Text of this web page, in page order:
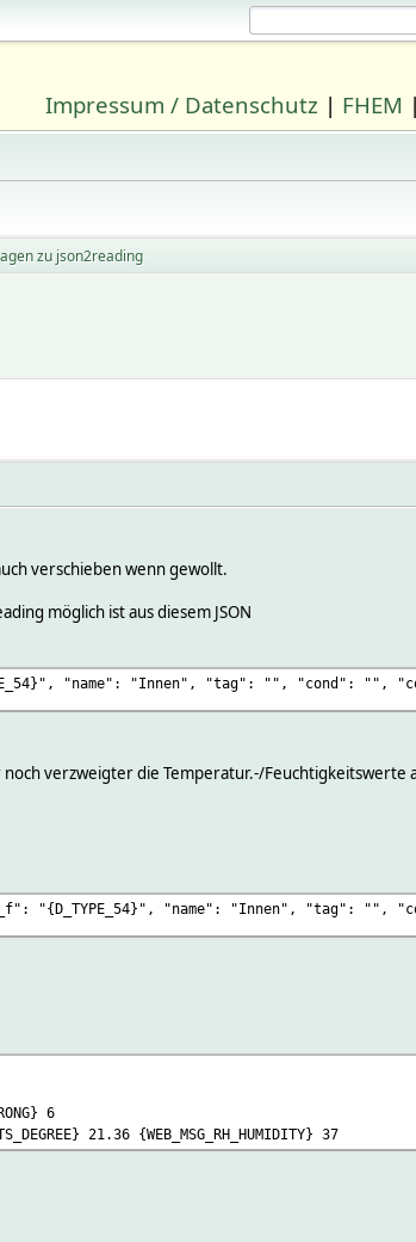
Impressum / Datenschutz | FHEM |
zu json2reading
verschieben wenn gewollt.
möglich ist aus diesem JSON
"name": "Innen", "tag": "", "cond": "",
verzweigter die Temperatur.-/Feuchtigkeitswerte
"{D_TYPE_54}", "name": "Innen", "tag": "",
6
21.36 {WEB_MSG_RH_HUMIDITY} 37